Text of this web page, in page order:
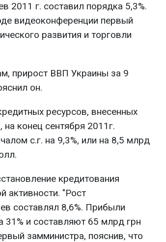
2011 г. составил порядка 5,3%.
видеоконференции первый
развития и торговли
прирост ВВП Украины за 9
он.
ресурсов, внесенных
конец сентября 2011г.
с.г. на 9,3%, или на 8,5 млрд
кредитования
активности. "Рост
составлял 8,6%. Прибыли
31% и составляют 65 млрд грн
замминистра, пояснив, что